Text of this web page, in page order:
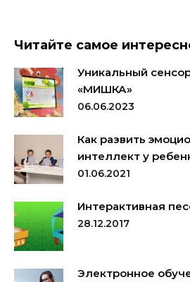
Читайте самое
Уникальный
«МИШКА»
06.06.2023
Как развить
интеллект у
01.06.2021
Интерактивная
28.12.2017
Электронное